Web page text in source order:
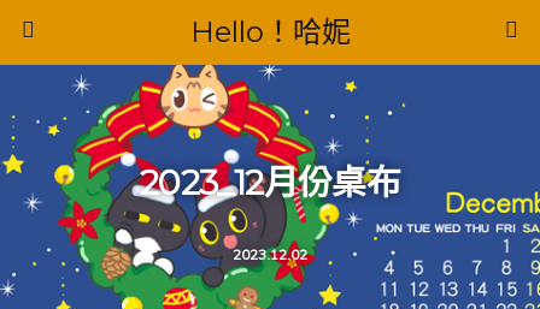
Hello！哈妮
2023.12.02
2023_12月份桌布